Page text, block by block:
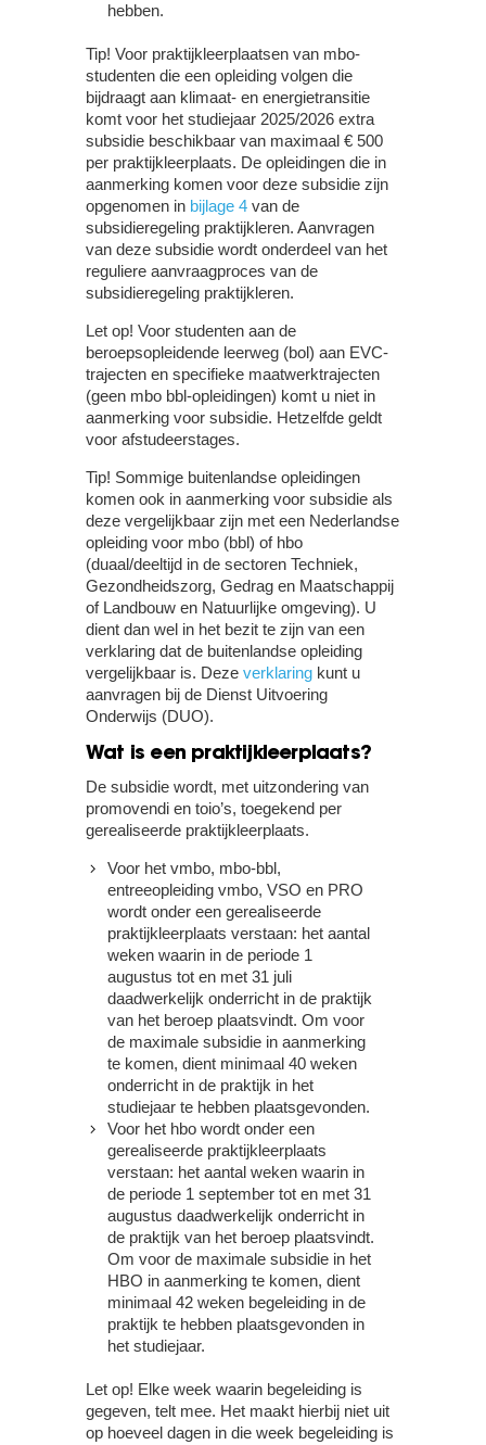
hebben.
Tip! Voor praktijkleerplaatsen van mbo-
studenten die een opleiding volgen die
bijdraagt aan klimaat- en energietransitie
komt voor het studiejaar 2025/2026 extra
subsidie beschikbaar van maximaal € 500
per praktijkleerplaats. De opleidingen die in
aanmerking komen voor deze subsidie zijn
opgenomen in bijlage 4 van de
subsidieregeling praktijkleren. Aanvragen
van deze subsidie wordt onderdeel van het
reguliere aanvraagproces van de
subsidieregeling praktijkleren.
Let op! Voor studenten aan de
beroepsopleidende leerweg (bol) aan EVC-
trajecten en specifieke maatwerktrajecten
(geen mbo bbl-opleidingen) komt u niet in
aanmerking voor subsidie. Hetzelfde geldt
voor afstudeerstages.
Tip! Sommige buitenlandse opleidingen
komen ook in aanmerking voor subsidie als
deze vergelijkbaar zijn met een Nederlandse
opleiding voor mbo (bbl) of hbo
(duaal/deeltijd in de sectoren Techniek,
Gezondheidszorg, Gedrag en Maatschappij
of Landbouw en Natuurlijke omgeving). U
dient dan wel in het bezit te zijn van een
verklaring dat de buitenlandse opleiding
vergelijkbaar is. Deze verklaring kunt u
aanvragen bij de Dienst Uitvoering
Onderwijs (DUO).
Wat is een praktijkleerplaats?
De subsidie wordt, met uitzondering van
promovendi en toio’s, toegekend per
gerealiseerde praktijkleerplaats.
Voor het vmbo, mbo-bbl,
entreeopleiding vmbo, VSO en PRO
wordt onder een gerealiseerde
praktijkleerplaats verstaan: het aantal
weken waarin in de periode 1
augustus tot en met 31 juli
daadwerkelijk onderricht in de praktijk
van het beroep plaatsvindt. Om voor
de maximale subsidie in aanmerking
te komen, dient minimaal 40 weken
onderricht in de praktijk in het
studiejaar te hebben plaatsgevonden.
Voor het hbo wordt onder een
gerealiseerde praktijkleerplaats
verstaan: het aantal weken waarin in
de periode 1 september tot en met 31
augustus daadwerkelijk onderricht in
de praktijk van het beroep plaatsvindt.
Om voor de maximale subsidie in het
HBO in aanmerking te komen, dient
minimaal 42 weken begeleiding in de
praktijk te hebben plaatsgevonden in
het studiejaar.
Let op! Elke week waarin begeleiding is
gegeven, telt mee. Het maakt hierbij niet uit
op hoeveel dagen in die week begeleiding is